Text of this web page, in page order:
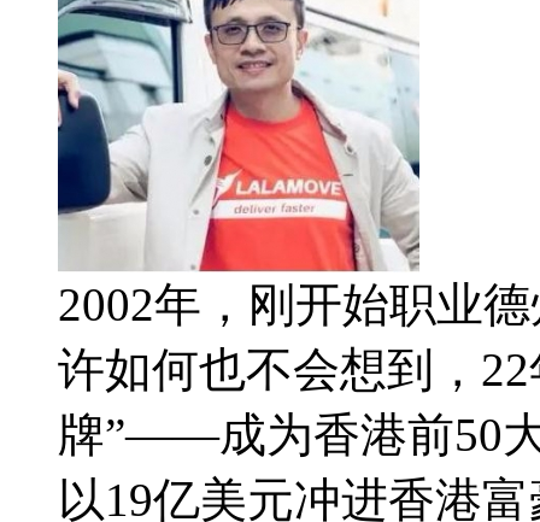
2002年，刚开始职业
许如何也不会想到，
牌”——成为香港前50
以19亿美元冲进香港